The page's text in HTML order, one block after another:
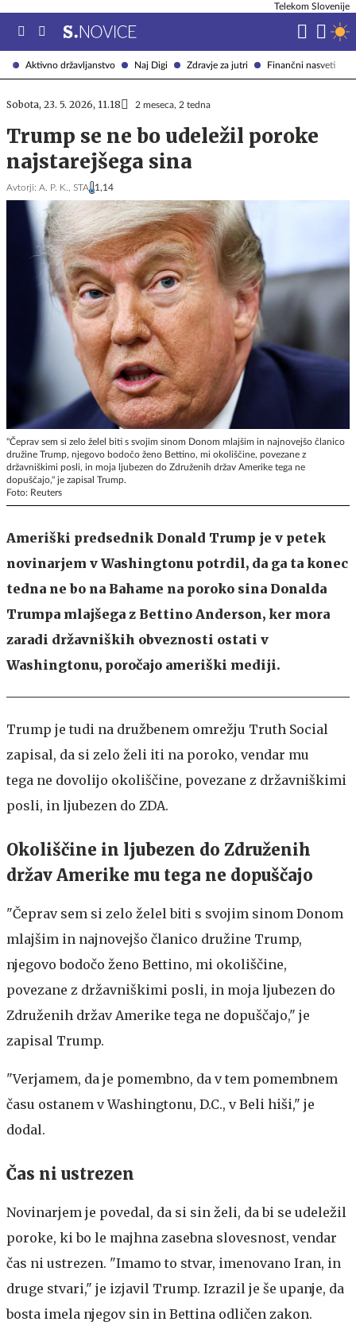
Aktivno državljanstvo Naj Digi Zdravje za jutri Finančni nasveti
Telekom Slovenije
Sobota, 23. 5. 2026, 11.18 2 meseca, 2 tedna
Trump se ne bo udeležil poroke
najstarejšega sina
Avtorji: A. P. K., STA 1,14
"Čeprav sem si zelo želel biti s svojim sinom Donom mlajšim in najnovejšo članico
družine Trump, njegovo bodočo ženo Bettino, mi okoliščine, povezane z
državniškimi posli, in moja ljubezen do Združenih držav Amerike tega ne
dopuščajo," je zapisal Trump.
Foto: Reuters
Ameriški predsednik Donald Trump je v petek
novinarjem v Washingtonu potrdil, da ga ta konec
tedna ne bo na Bahame na poroko sina Donalda
Trumpa mlajšega z Bettino Anderson, ker mora
zaradi državniških obveznosti ostati v
Washingtonu, poročajo ameriški mediji.
Trump je tudi na družbenem omrežju Truth Social
zapisal, da si zelo želi iti na poroko, vendar mu
tega ne dovolijo okoliščine, povezane z državniškimi
posli, in ljubezen do ZDA.
Okoliščine in ljubezen do Združenih
držav Amerike mu tega ne dopuščajo
"Čeprav sem si zelo želel biti s svojim sinom Donom
mlajšim in najnovejšo članico družine Trump,
njegovo bodočo ženo Bettino, mi okoliščine,
povezane z državniškimi posli, in moja ljubezen do
Združenih držav Amerike tega ne dopuščajo," je
zapisal Trump.
"Verjamem, da je pomembno, da v tem pomembnem
času ostanem v Washingtonu, D.C., v Beli hiši," je
dodal.
Čas ni ustrezen
Novinarjem je povedal, da si sin želi, da bi se udeležil
poroke, ki bo le majhna zasebna slovesnost, vendar
čas ni ustrezen. "Imamo to stvar, imenovano Iran, in
druge stvari," je izjavil Trump. Izrazil je še upanje, da
bosta imela njegov sin in Bettina odličen zakon.